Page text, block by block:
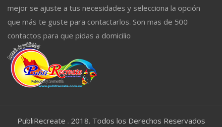
mejor se ajuste a tus necesidades y selecciona la opción
que más te guste para contactarlos. Son mas de 500
contactos para que pidas a domicilio
PubliRecreate . 2018. Todos los Derechos Reservados